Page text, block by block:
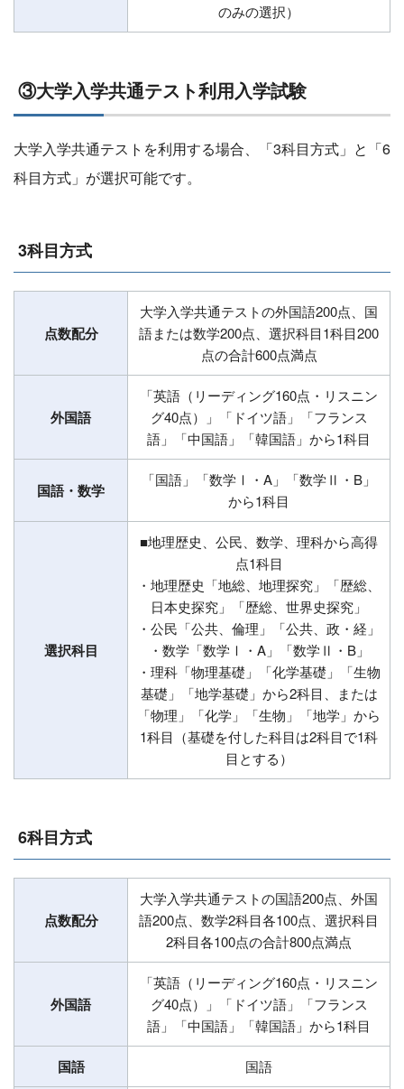
のみの選択）
③大学入学共通テスト利用入学試験
大学入学共通テストを利用する場合、「3科目方式」と「6
科目方式」が選択可能です。
3科目方式
点数配分
大学入学共通テストの外国語200点、国
語または数学200点、選択科目1科目200
点の合計600点満点
外国語
「英語（リーディング160点・リスニン
グ40点）」「ドイツ語」「フランス
語」「中国語」「韓国語」から1科目
国語・数学
「国語」「数学Ⅰ・A」「数学Ⅱ・B」
から1科目
選択科目
■地理歴史、公民、数学、理科から高得
点1科目
・地理歴史「地総、地理探究」「歴総、
日本史探究」「歴総、世界史探究」
・公民「公共、倫理」「公共、政・経」
・数学「数学Ⅰ・A」「数学Ⅱ・B」
・理科「物理基礎」「化学基礎」「生物
基礎」「地学基礎」から2科目、または
「物理」「化学」「生物」「地学」から
1科目（基礎を付した科目は2科目で1科
目とする）
6科目方式
点数配分
大学入学共通テストの国語200点、外国
語200点、数学2科目各100点、選択科目
2科目各100点の合計800点満点
外国語
「英語（リーディング160点・リスニン
グ40点）」「ドイツ語」「フランス
語」「中国語」「韓国語」から1科目
国語 国語